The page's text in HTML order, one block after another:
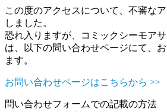
この度のアクセスについて、不審な
しました。
恐れ入りますが、コミックシーモア
は、以下の問い合わせページにて、
ます。
お問い合わせページはこちらから >>
問い合わせフォームでの記載の方法